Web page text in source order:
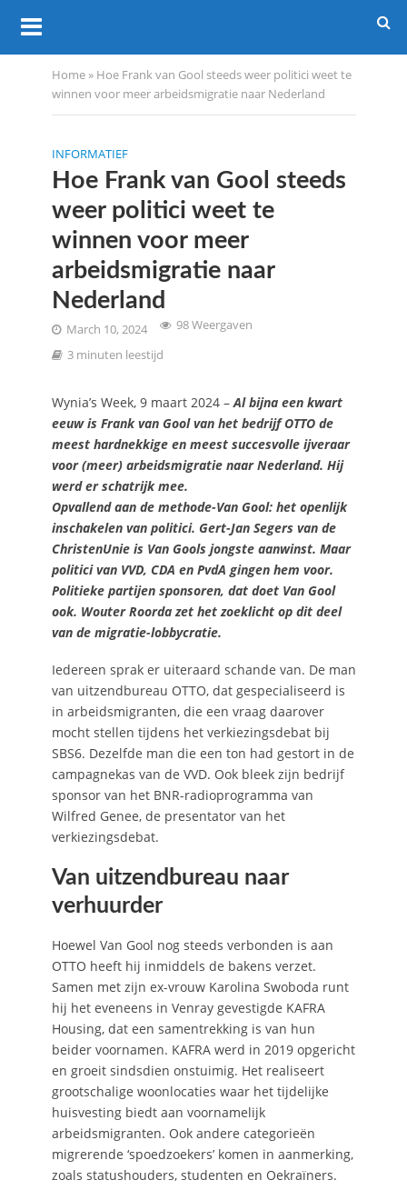
Home» Hoe Frank van Gool steeds weer politici weet te
winnen voor meer arbeidsmigratie naar Nederland
INFORMATIEF
Hoe Frank van Gool steeds
weer politici weet te
winnen voor meer
arbeidsmigratie naar
Nederland
March 10, 2024
98 Weergaven
3 minuten leestijd
Wynia’s Week, 9 maart 2024 –Al bijna een kwart
eeuw is Frank van Gool van het bedrijf OTTO de
meest hardnekkige en meest succesvolle ijveraar
voor (meer) arbeidsmigratie naar Nederland. Hij
werd er schatrijk mee.
Opvallend aan de methode-Van Gool: het openlijk
inschakelen van politici. Gert-Jan Segers van de
ChristenUnie is Van Gools jongste aanwinst. Maar
politici van VVD, CDA en PvdA gingen hem voor.
Politieke partijen sponsoren, dat doet Van Gool
ook. Wouter Roorda zet het zoeklicht op dit deel
van de migratie-lobbycratie.
Iedereen sprak er uiteraard schande van. De man
van uitzendbureau OTTO, dat gespecialiseerd is
in arbeidsmigranten, die een vraag daarover
mocht stellen tijdens het verkiezingsdebat bij
SBS6. Dezelfde man die een ton had gestort in de
campagnekas van de VVD. Ook bleek zijn bedrijf
sponsor van het BNR-radioprogramma van
Wilfred Genee, de presentator van het
verkiezingsdebat.
Van uitzendbureau naar
verhuurder
Hoewel Van Gool nog steeds verbonden is aan
OTTO heeft hij inmiddels de bakens verzet.
Samen met zijn ex-vrouw Karolina Swoboda runt
hij het eveneens in Venray gevestigde KAFRA
Housing, dat een samentrekking is van hun
beider voornamen. KAFRA werd in 2019 opgericht
en groeit sindsdien onstuimig. Het realiseert
grootschalige woonlocaties waar het tijdelijke
huisvesting biedt aan voornamelijk
arbeidsmigranten. Ook andere categorieën
migrerende ‘spoedzoekers’ komen in aanmerking,
zoals statushouders, studenten en Oekraïners.